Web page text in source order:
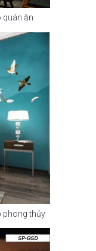
quán ăn
phong thủy